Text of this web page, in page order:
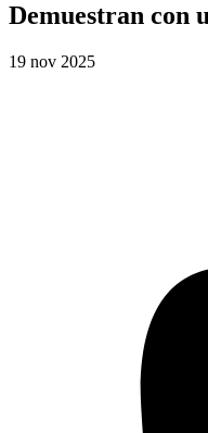
Demuestran con
19 nov 2025